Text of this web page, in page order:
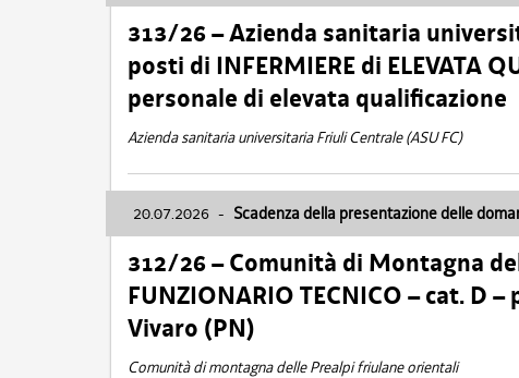
313/26 – Azienda sanitaria
posti di INFERMIERE di ELEVATA
personale di elevata qualificazione
Azienda sanitaria universitaria Friuli Centrale (ASU FC)
20.07.2026 - Scadenza della presentazione delle
312/26 – Comunità di Montagna
FUNZIONARIO TECNICO – cat. D
Vivaro (PN)
Comunità di montagna delle Prealpi friulane orientali